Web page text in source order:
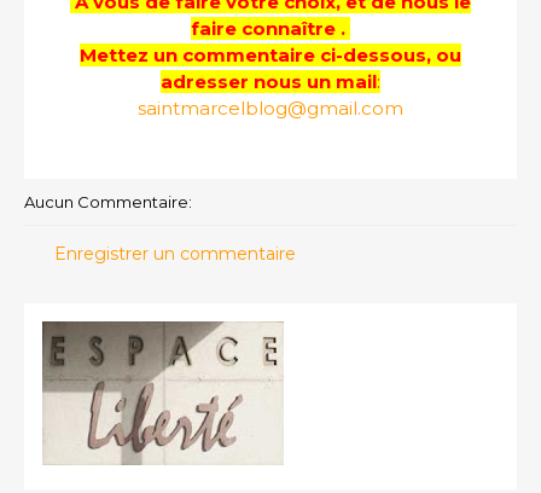
faire connaître .
Mettez un commentaire ci-dessous, ou
adresser nous un mail:
saintmarcelblog@gmail.com
Aucun Commentaire:
Enregistrer un commentaire